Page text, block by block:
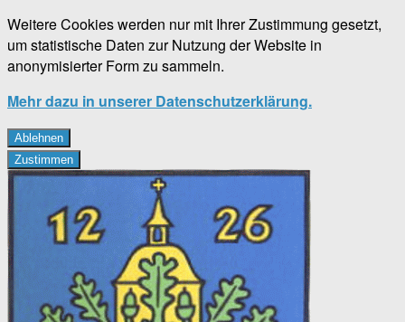
Weitere Cookies werden nur mit Ihrer Zustimmung gesetzt,
um statistische Daten zur Nutzung der Website in
anonymisierter Form zu sammeln.
Mehr dazu in unserer Datenschutzerklärung.
Ablehnen
Zustimmen